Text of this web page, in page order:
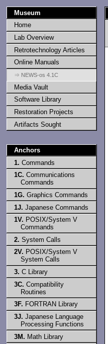
Museum
Home
Lab Overview
Retrotechnology Articles
Online Manuals
⇒ NEWS-os 4.1C
Media Vault
Software Library
Restoration Projects
Artifacts Sought
Anchors
1. Commands
1C. Communications
Commands
1G. Graphics Commands
1J. Japanese Commands
1V. POSIX/System V
Commands
2. System Calls
2V. POSIX/System V
System Calls
3. C Library
3C. Compatibility
Routines
3F. FORTRAN Library
3J. Japanese Language
Processing Functions
3M. Math Library